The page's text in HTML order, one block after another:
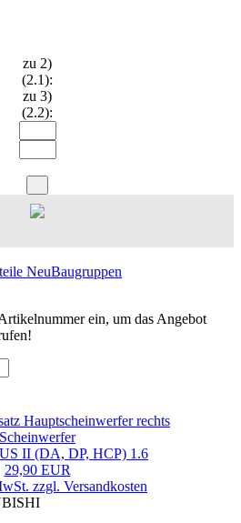
zu 2)
(2.1):
zu 3)
(2.2):
NeuBaugruppen
ein, um das Angebot
Hauptscheinwerfer rechts
Scheinwerfer
II (DA, DP, HCP) 1.6
29,90 EUR
zzgl. Versandkosten